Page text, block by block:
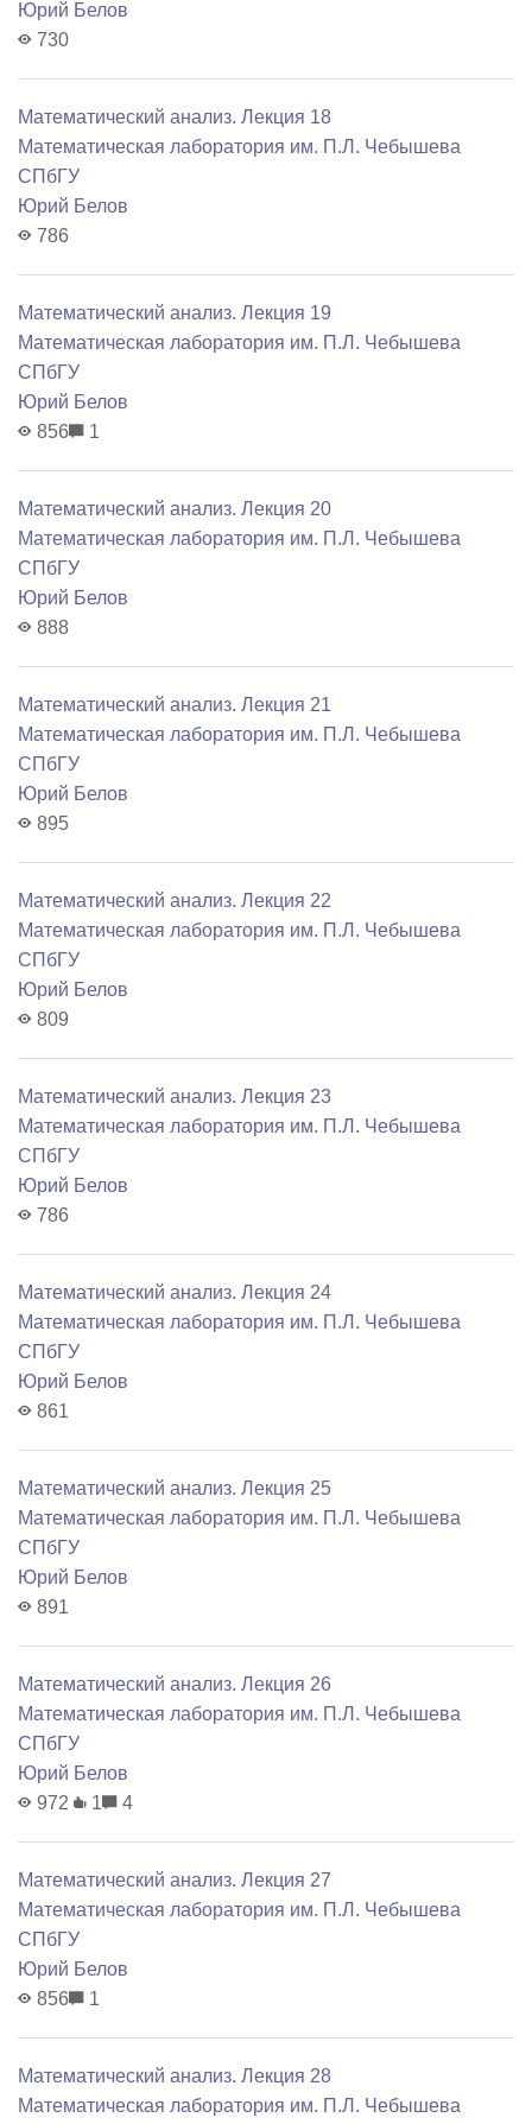
Юрий Белов
730
Математический анализ. Лекция 18
Математичеcкая лаборатория им. П.Л. Чебышева
СПбГУ
Юрий Белов
786
Математический анализ. Лекция 19
Математичеcкая лаборатория им. П.Л. Чебышева
СПбГУ
Юрий Белов
856
1
Математический анализ. Лекция 20
Математичеcкая лаборатория им. П.Л. Чебышева
СПбГУ
Юрий Белов
888
Математический анализ. Лекция 21
Математичеcкая лаборатория им. П.Л. Чебышева
СПбГУ
Юрий Белов
895
Математический анализ. Лекция 22
Математичеcкая лаборатория им. П.Л. Чебышева
СПбГУ
Юрий Белов
809
Математический анализ. Лекция 23
Математичеcкая лаборатория им. П.Л. Чебышева
СПбГУ
Юрий Белов
786
Математический анализ. Лекция 24
Математичеcкая лаборатория им. П.Л. Чебышева
СПбГУ
Юрий Белов
861
Математический анализ. Лекция 25
Математичеcкая лаборатория им. П.Л. Чебышева
СПбГУ
Юрий Белов
891
Математический анализ. Лекция 26
Математичеcкая лаборатория им. П.Л. Чебышева
СПбГУ
Юрий Белов
972
1 4
Математический анализ. Лекция 27
Математичеcкая лаборатория им. П.Л. Чебышева
СПбГУ
Юрий Белов
856
1
Математический анализ. Лекция 28
Математичеcкая лаборатория им. П.Л. Чебышева